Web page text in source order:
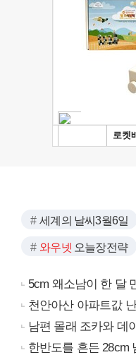
세계의 날씨3월6일
와우넷 오늘장전략
5cm 왜소남이 한 달
천안아산 아파트값
남편 몰래 조카와 데
한반도를 흔든 28cm